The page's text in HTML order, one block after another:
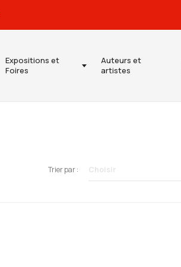
Expositions et
Foires
Auteurs et
artistes
Trier par : Choisir